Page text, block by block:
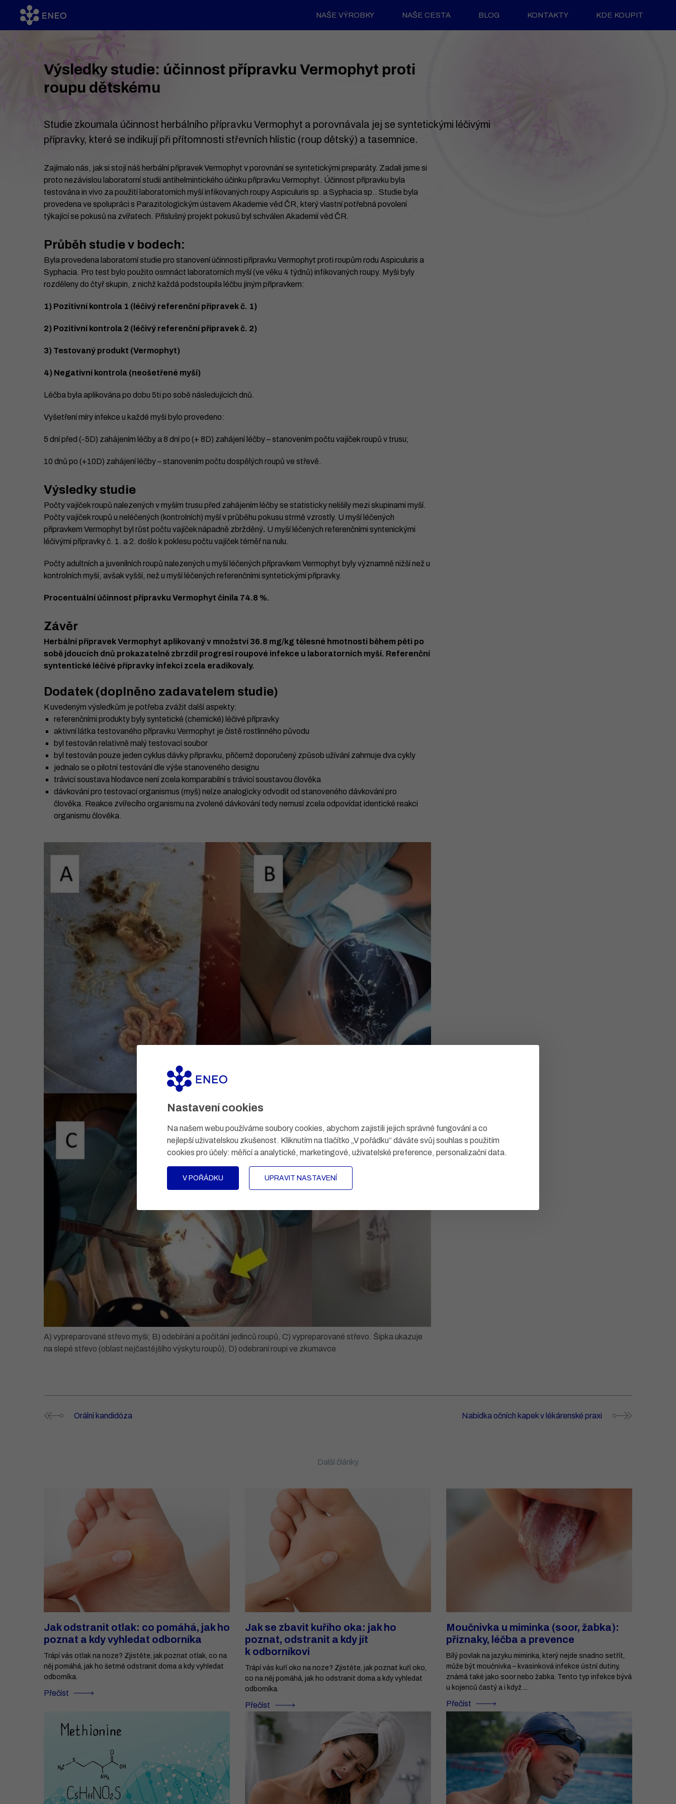
Nastavení cookies
Na našem webu používáme soubory cookies, abychom zajistili jejich správné fungování a co
nejlepší uživatelskou zkušenost. Kliknutím na tlačítko „V pořádku“ dáváte svůj souhlas s použitím
cookies pro účely: měřicí a analytické, marketingové, uživatelské preference, personalizační data.
V POŘÁDKU UPRAVIT NASTAVENÍ
NAŠE VÝROBKY NAŠE CESTA BLOG KONTAKTY KDE KOUPIT
Výsledky studie: účinnost přípravku Vermophyt proti
roupu dětskému
Studie zkoumala účinnost herbálního přípravku Vermophyt a porovnávala jej se syntetickými léčivými
přípravky, které se indikují při přítomnosti střevních hlístic (roup dětský) a tasemnice.
Zajímalo nás, jak si stojí náš herbální přípravek Vermophyt v porovnání se syntetickými preparáty. Zadali jsme si
proto nezávislou laboratorní studii antihelmintického účinku přípravku Vermophyt. Účinnost přípravku byla
testována in vivo za použití laboratorních myší infikovaných roupy Aspiculuris sp. a Syphacia sp.. Studie byla
provedena ve spolupráci s Parazitologickým ústavem Akademie věd ČR, který vlastní potřebná povolení
týkající se pokusů na zvířatech. Příslušný projekt pokusů byl schválen Akademií věd ČR.
Průběh studie v bodech:
Byla provedena laboratorní studie pro stanovení účinnosti přípravku Vermophyt proti roupům rodu Aspiculuris a
Syphacia. Pro test bylo použito osmnáct laboratorních myší (ve věku 4 týdnů) infikovaných roupy. Myši byly
rozděleny do čtyř skupin, z nichž každá podstoupila léčbu jiným přípravkem:
1) Pozitivní kontrola 1 (léčivý referenční přípravek č. 1)
2) Pozitivní kontrola 2 (léčivý referenční přípravek č. 2)
3) Testovaný produkt (Vermophyt)
4) Negativní kontrola (neošetřené myši)
Léčba byla aplikována po dobu 5ti po sobě následujících dnů.
Vyšetření míry infekce u každé myši bylo provedeno:
5 dní před (-5D) zahájením léčby a 8 dní po (+ 8D) zahájení léčby – stanovením počtu vajíček roupů v trusu;
10 dnů po (+10D) zahájení léčby – stanovením počtu dospělých roupů ve střevě.
Výsledky studie
Počty vajíček roupů nalezených v myším trusu před zahájením léčby se statisticky nelišily mezi skupinami myší.
Počty vajíček roupů u neléčených (kontrolních) myší v průběhu pokusu strmě vzrostly. U myší léčených
přípravkem Vermophyt byl růst počtu vajíček nápadně zbržděný. U myší léčených referenčními syntenickými
léčivými přípravky č. 1. a 2. došlo k poklesu počtu vajíček téměř na nulu.
Počty adultních a juvenilních roupů nalezených u myší léčených přípravkem Vermophyt byly významně nižší než u
kontrolních myší, avšak vyšší, než u myší léčených referenčními syntetickými přípravky.
Procentuální účinnost přípravku Vermophyt činila 74.8 %.
Závěr
Herbální přípravek Vermophyt aplikovaný v množství 36.8 mg/kg tělesné hmotnosti během pěti po
sobě jdoucích dnů prokazatelně zbrzdil progresi roupové infekce u laboratorních myší. Referenční
syntentické léčivé přípravky infekci zcela eradikovaly.
Dodatek (doplněno zadavatelem studie)
K uvedeným výsledkům je potřeba zvážit další aspekty:
referenčními produkty byly syntetické (chemické) léčivé přípravky
aktivní látka testovaného přípravku Vermophyt je čistě rostlinného původu
byl testován relativně malý testovací soubor
byl testován pouze jeden cyklus dávky přípravku, přičemž doporučený způsob užívání zahrnuje dva cykly
jednalo se o pilotní testování dle výše stanoveného designu
trávicí soustava hlodavce není zcela komparabilní s trávicí soustavou člověka
dávkování pro testovací organismus (myš) nelze analogicky odvodit od stanoveného dávkování pro
člověka. Reakce zvířecího organismu na zvolené dávkování tedy nemusí zcela odpovídat identické reakci
organismu člověka.
A) vypreparované střevo myši; B) odebírání a počítání jedinců roupů, C) vypreparované střevo. Šipka ukazuje
na slepé střevo (oblast nejčastějšího výskytu roupů), D) odebraní roupi ve zkumavce
Orální kandidóza Nabídka očních kapek v lékárenské praxi
Další články
Jak odstranit otlak: co pomáhá, jak ho
poznat a kdy vyhledat odborníka
Trápí vás otlak na noze? Zjistěte, jak poznat otlak, co na
něj pomáhá, jak ho šetrně odstranit doma a kdy vyhledat
odborníka.
Přečíst
Jak se zbavit kuřího oka: jak ho
poznat, odstranit a kdy jít
k odborníkovi
Trápí vás kuří oko na noze? Zjistěte, jak poznat kuří oko,
co na něj pomáhá, jak ho odstranit doma a kdy vyhledat
odborníka.
Přečíst
Moučnivka u miminka (soor, žabka):
příznaky, léčba a prevence
Bílý povlak na jazyku miminka, který nejde snadno setřít,
může být moučnivka – kvasinková infekce ústní dutiny,
známá také jako soor nebo žabka. Tento typ infekce bývá
u kojenců častý a i když ...
Přečíst